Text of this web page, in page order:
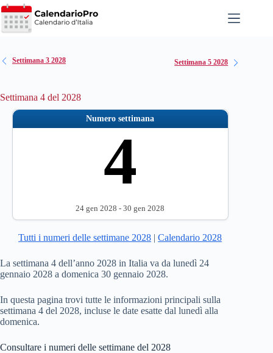
Salta
al
contenuto
Settimana 3 2028 Settimana 5 2028
Settimana 4 del 2028
Numero settimana
4
24 gen 2028 - 30 gen 2028
Tutti i numeri delle settimane 2028 |Calendario 2028
La settimana 4 dell’anno 2028 in Italia va da lunedì 24
gennaio 2028 a domenica 30 gennaio 2028.
In questa pagina trovi tutte le informazioni principali sulla
settimana 4 del 2028, incluse le date esatte dal lunedì alla
domenica.
Consultare i numeri delle settimane del 2028